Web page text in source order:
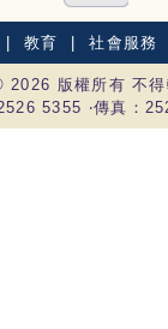
|教育 |社會服務
2026 版權所有 不得
5355 ‧傳真：